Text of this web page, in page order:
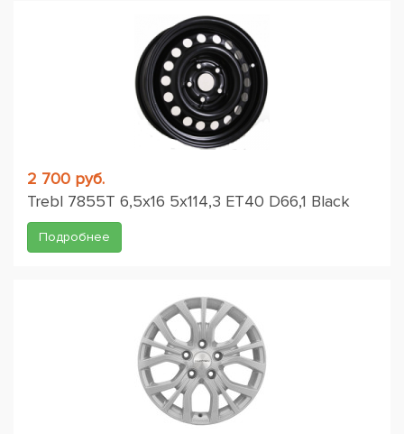
2 700 руб.
Trebl 7855T 6,5x16 5x114,3 ET40 D66,1 Black
Подробнее